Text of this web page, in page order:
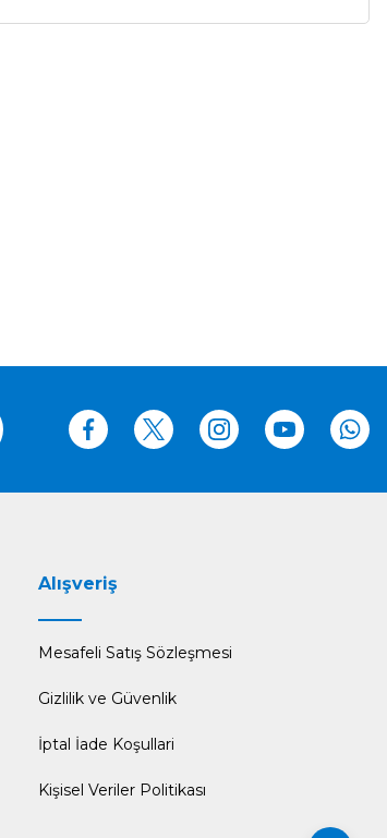
Alışveriş
Mesafeli Satış Sözleşmesi
Gizlilik ve Güvenlik
İptal İade Koşullari
Kişisel Veriler Politikası